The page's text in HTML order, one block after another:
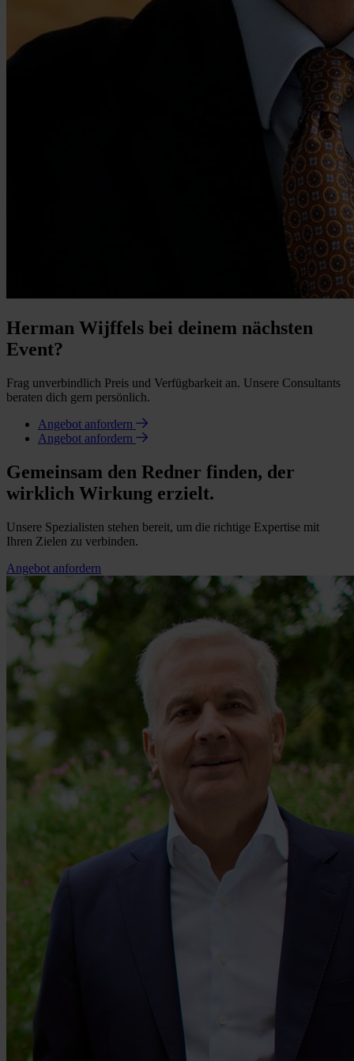
Herman Wijffels bei deinem nächsten
Event?
Frag unverbindlich Preis und Verfügbarkeit an. Unsere Consultants
beraten dich gern persönlich.
Angebot anfordern
Angebot anfordern
Gemeinsam den Redner finden, der
wirklich Wirkung erzielt.
Unsere Spezialisten stehen bereit, um die richtige Expertise mit
Ihren Zielen zu verbinden.
Angebot anfordern